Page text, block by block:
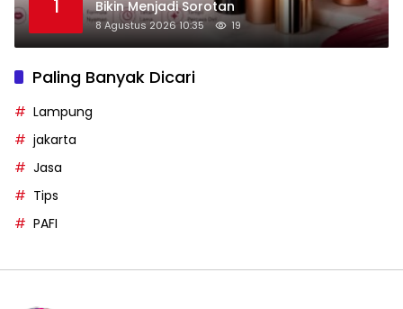
1
Bikin Menjadi Sorotan
8 Agustus 2026 10:35 19
Paling Banyak Dicari
Lampung
jakarta
Jasa
Tips
PAFI